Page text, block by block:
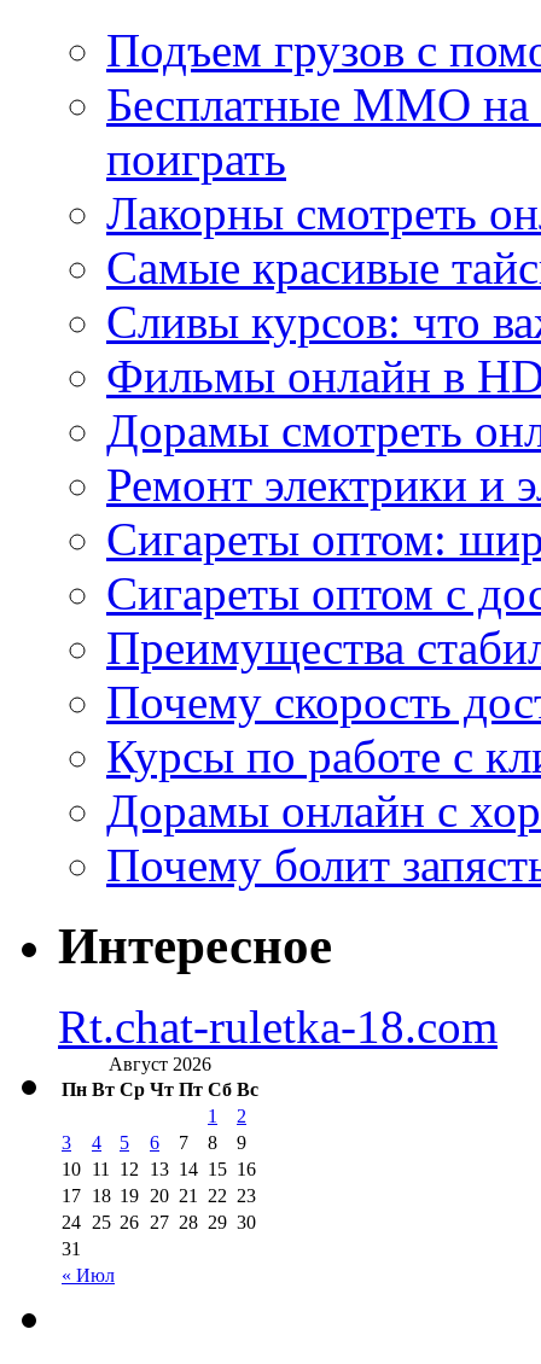
Подъем грузов с
Бесплатные MMO
поиграть
Лакорны смотреть
Самые красивые
Сливы курсов: что
Фильмы онлайн в
Дорамы смотреть
Ремонт электрики и
Сигареты оптом:
Сигареты оптом с
Преимущества
Почему скорость
Курсы по работе с
Дорамы онлайн с
Почему болит
Интересное
Rt.chat-ruletka-18.com
Август 2026
Пн Вт Ср Чт Пт Сб Вс
« Июл
1
2
3
4 5 6 7 8
9
10 11 12 13 14 15 16
17 18 19 20 21 22 23
24 25 26 27 28 29 30
31